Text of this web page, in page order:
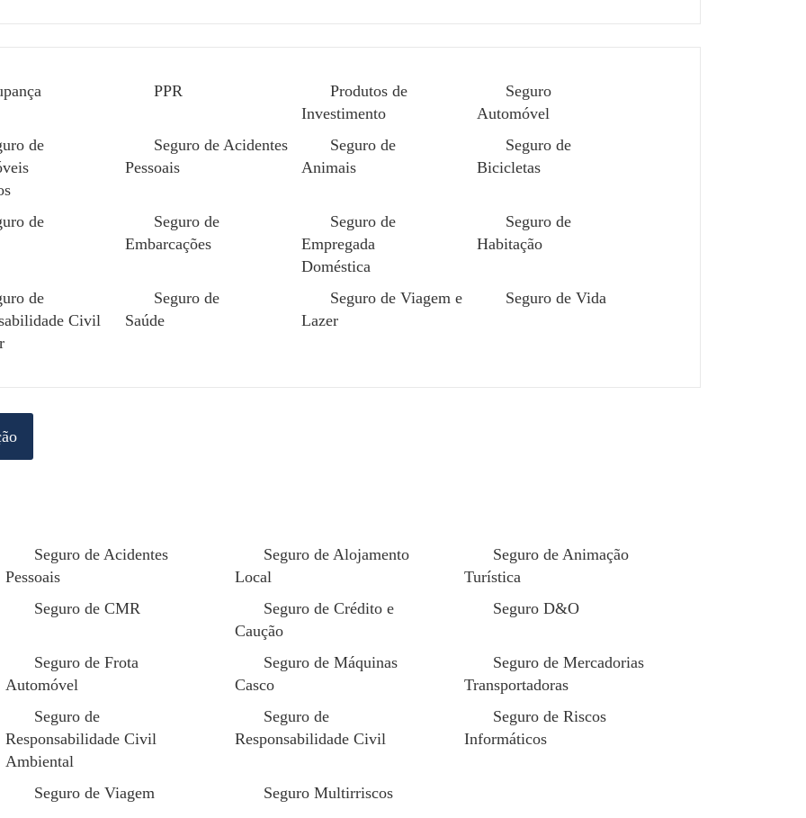
PPR
Produtos de
Investimento
Seguro
Automóvel
de
Seguro de Acidentes
Pessoais
Seguro de
Animais
Seguro de
Bicicletas
de
Seguro de
Embarcações
Seguro de
Empregada
Doméstica
Seguro de
Habitação
de
Civil
Seguro de
Saúde
Seguro de Viagem e
Lazer
Seguro de Vida
Seguro de Acidentes
Pessoais
Seguro de Alojamento
Local
Seguro de Animação
Turística
Seguro de CMR
Seguro de Crédito e
Caução
Seguro D&O
Seguro de Frota
Automóvel
Seguro de Máquinas
Casco
Seguro de Mercadorias
Transportadoras
Seguro de
Responsabilidade Civil
Ambiental
Seguro de
Responsabilidade Civil
Seguro de Riscos
Informáticos
Seguro de Viagem Seguro Multirriscos
ao final do dia e encontrar tudo exatamente como deixou.
os pequenos episódios que ficaram pelo caminho: uma infiltração que não
do que aparentava.
a múltiplos fatores de risco, mesmo quando não existem sinais
consequências
associados a uma casa desenvolvem-se de forma silenciosa. Pequenas
fazem parte do funcionamento normal de qualquer habitação.
demonstram que o risco está presente mesmo quando não é percetível.
deixa de ser suficiente
situação discreta pode evoluir rapidamente para um problema com um
pode desencadear um incêndio;
pode comprometer pavimentos e paredes;